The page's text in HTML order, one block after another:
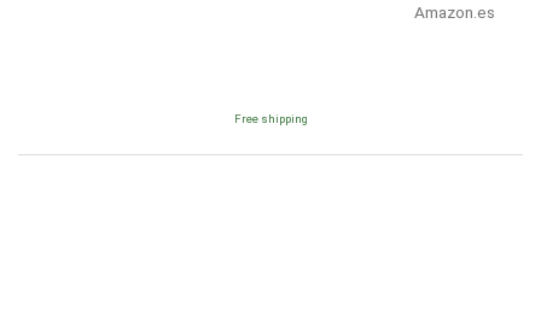
Amazon.es
Free shipping